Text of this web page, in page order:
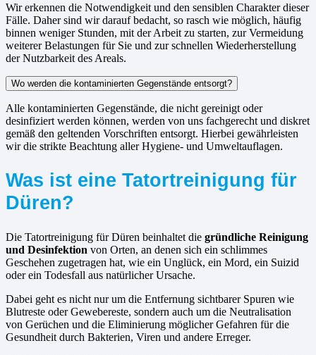
Wir erkennen die Notwendigkeit und den sensiblen Charakter dieser
Fälle. Daher sind wir darauf bedacht, so rasch wie möglich, häufig
binnen weniger Stunden, mit der Arbeit zu starten, zur Vermeidung
weiterer Belastungen für Sie und zur schnellen Wiederherstellung
der Nutzbarkeit des Areals.
Wo werden die kontaminierten Gegenstände entsorgt?
Alle kontaminierten Gegenstände, die nicht gereinigt oder
desinfiziert werden können, werden von uns fachgerecht und diskret
gemäß den geltenden Vorschriften entsorgt. Hierbei gewährleisten
wir die strikte Beachtung aller Hygiene- und Umweltauflagen.
Was ist eine Tatortreinigung für
Düren?
Die Tatortreinigung für Düren beinhaltet die gründliche Reinigung
und Desinfektion von Orten, an denen sich ein schlimmes
Geschehen zugetragen hat, wie ein Unglück, ein Mord, ein Suizid
oder ein Todesfall aus natürlicher Ursache.
Dabei geht es nicht nur um die Entfernung sichtbarer Spuren wie
Blutreste oder Gewebereste, sondern auch um die Neutralisation
von Gerüchen und die Eliminierung möglicher Gefahren für die
Gesundheit durch Bakterien, Viren und andere Erreger.